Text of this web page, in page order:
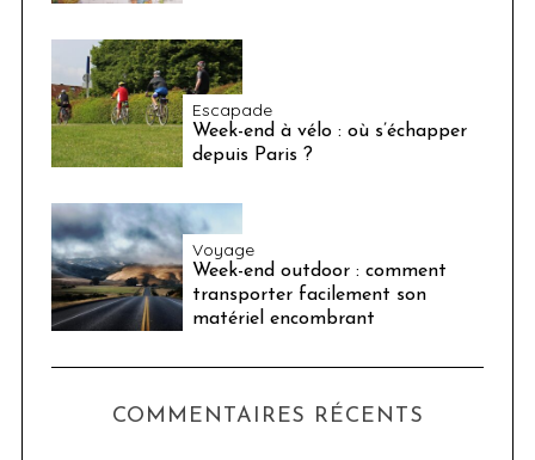
Escapade
Week-end à vélo : où s’échapper
depuis Paris ?
Voyage
Week-end outdoor : comment
transporter facilement son
matériel encombrant
COMMENTAIRES RÉCENTS